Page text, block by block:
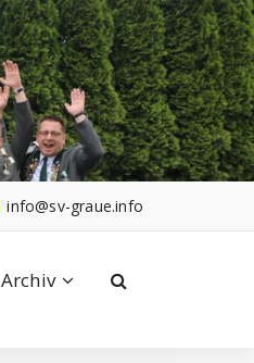
info@sv-graue.info
Archiv